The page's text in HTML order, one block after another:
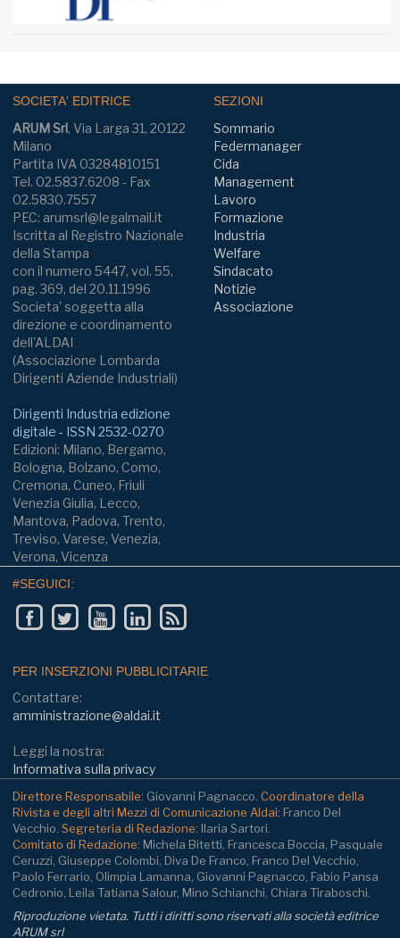
SOCIETA' EDITRICE
ARUM Srl, Via Larga 31, 20122
Milano
Partita IVA 03284810151
Tel. 02.5837.6208 - Fax
02.5830.7557
PEC: arumsrl@legalmail.it
Iscritta al Registro Nazionale
della Stampa
con il numero 5447, vol. 55,
pag. 369, del 20.11.1996
Societa' soggetta alla
direzione e coordinamento
dell'ALDAI
(Associazione Lombarda
Dirigenti Aziende Industriali)
Dirigenti Industria edizione
digitale - ISSN 2532-0270
Edizioni: Milano, Bergamo,
Bologna, Bolzano, Como,
Cremona, Cuneo, Friuli
Venezia Giulia, Lecco,
Mantova, Padova, Trento,
Treviso, Varese, Venezia,
Verona, Vicenza
SEZIONI
Sommario
Federmanager
Cida
Management
Lavoro
Formazione
Industria
Welfare
Sindacato
Notizie
Associazione
#SEGUICI:
PER INSERZIONI PUBBLICITARIE
Contattare:
amministrazione@aldai.it
Leggi la nostra:
Informativa sulla privacy
Direttore Responsabile: Giovanni Pagnacco. Coordinatore della
Rivista e degli altri Mezzi di Comunicazione Aldai: Franco Del
Vecchio. Segreteria di Redazione: Ilaria Sartori.
Comitato di Redazione: Michela Bitetti, Francesca Boccia, Pasquale
Ceruzzi, Giuseppe Colombi, Diva De Franco, Franco Del Vecchio,
Paolo Ferrario, Olimpia Lamanna, Giovanni Pagnacco, Fabio Pansa
Cedronio, Leila Tatiana Salour, Mino Schianchi, Chiara Tiraboschi.
Riproduzione vietata. Tutti i diritti sono riservati alla società editrice
ARUM srl